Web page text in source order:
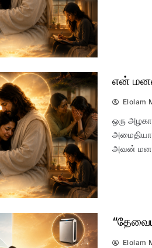
கணவன்!
மகாசங்கமும் –
அம்பு
என்
Elolam
ஒரு
அவன்
Elolam